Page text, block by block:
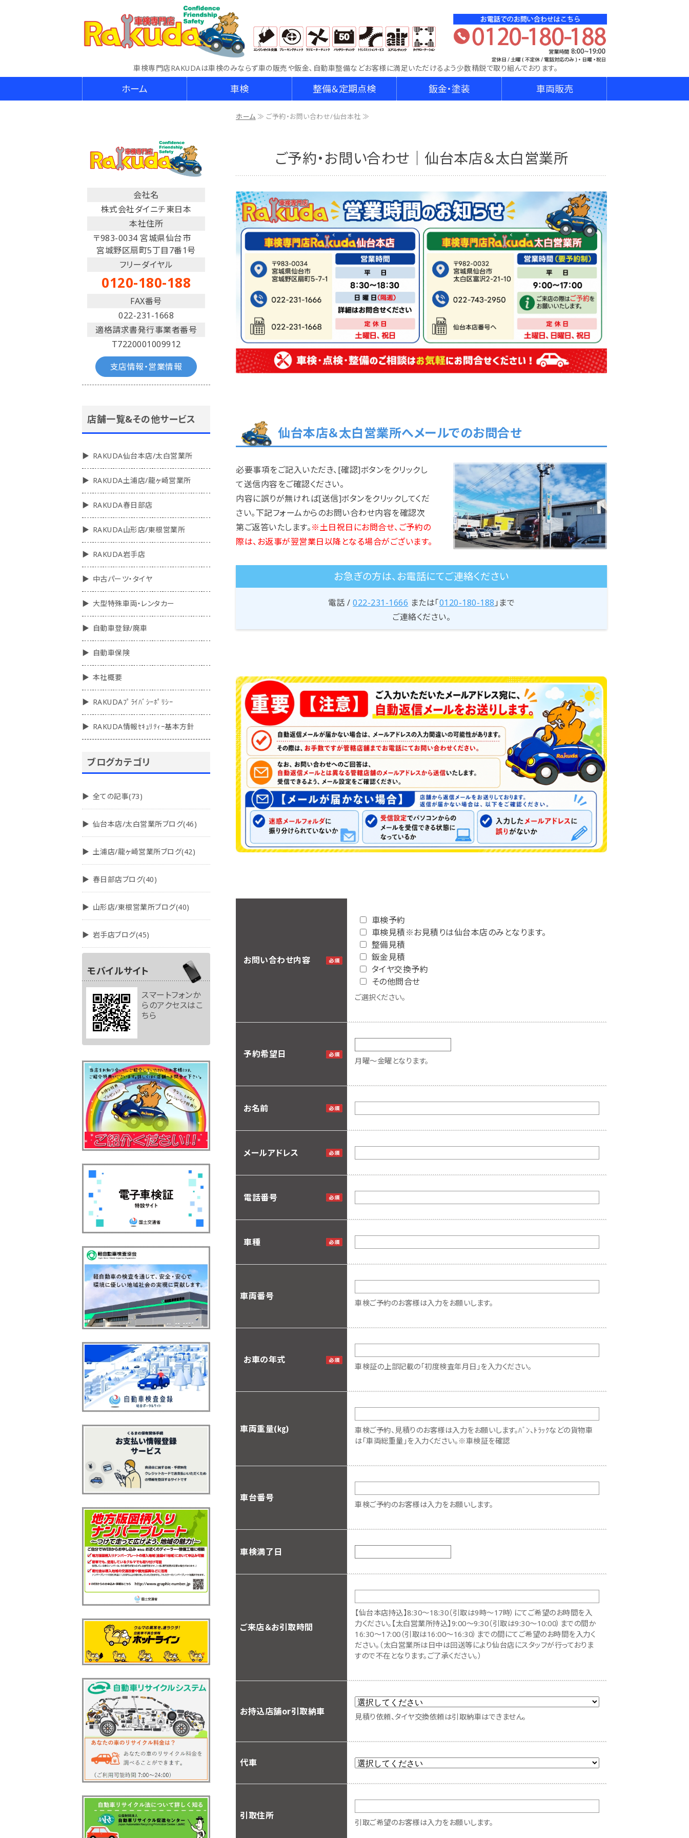
車検専門店RAKUDAは車検のみならず車の販売や鈑金､自動車整備などお客様に満足いただけるよう少数精鋭で取り組んでおります。
ホーム 車検 整備＆定期点検 鈑金・塗装 車両販売
ホーム ≫ ご予約・お問い合わせ/仙台本社 ≫
ご予約・お問い合わせ｜仙台本店＆太白営業所
仙台本店＆太白営業所へメールでのお問合せ
必要事項をご記入いただき、[確認]ボタンをクリックし
て送信内容をご確認ください。
内容に誤りが無ければ[送信]ボタンをクリックしてくだ
さい。下記フォームからのお問い合わせ内容を確認次
第ご返答いたします。※土日祝日にお問合せ、ご予約の
際は、お返事が翌営業日以降となる場合がございます。
お急ぎの方は、お電話にてご連絡ください
電話 / 022-231-1666 または「0120-180-188」まで
ご連絡ください。
お問い合わせ内容
車検予約
車検見積※お見積りは仙台本店のみとなります。
整備見積
鈑金見積
タイヤ交換予約
その他問合せ
ご選択ください。
予約希望日
月曜～金曜となります。
お名前
メールアドレス
電話番号
車種
車両番号
車検ご予約のお客様は入力をお願いします。
お車の年式
車検証の上部記載の「初度検査年月日」を入力ください。
車両重量(㎏)
車検ご予約、見積りのお客様は入力をお願いします。ﾊﾞﾝ、ﾄﾗｯｸなどの貨物車
は「車両総重量」を入力ください。※車検証を確認
車台番号
車検ご予約のお客様は入力をお願いします。
車検満了日
ご来店＆お引取時間
【仙台本店持込】8:30～18:30（引取は9時～17時）にてご希望のお時間を入
力ください。【太白営業所持込】9:00～9:30（引取は9:30～10:00）までの間か
16:30～17:00（引取は16:00～16:30）までの間にてご希望のお時間を入力く
ださい。（太白営業所は日中は回送等により仙台店にスタッフが行っておりま
すので不在となります。ご了承ください。）
お持込店舗or引取納車 見積り依頼、タイヤ交換依頼は引取納車はできません。
代車
引取住所
引取ご希望のお客様は入力をお願いします。
会社名
株式会社ダイニチ東日本
本社住所
〒983-0034 宮城県仙台市
宮城野区扇町5丁目7番1号
フリーダイヤル
0120-180-188
FAX番号
022-231-1668
適格請求書発行事業者番号
T7220001009912
支店情報・営業情報
店舗一覧&その他サービス
RAKUDA仙台本店/太白営業所
RAKUDA土浦店/龍ヶ崎営業所
RAKUDA春日部店
RAKUDA山形店/東根営業所
RAKUDA岩手店
中古パーツ・タイヤ
大型特殊車両・レンタカー
自動車登録/廃車
自動車保険
本社概要
RAKUDAﾌﾟﾗｲﾊﾞｼｰﾎﾟﾘｼｰ
RAKUDA情報ｾｷｭﾘﾃｨｰ基本方針
ブログカテゴリ
全ての記事(73)
仙台本店/太白営業所ブログ(46)
土浦店/龍ヶ崎営業所ブログ(42)
春日部店ブログ(40)
山形店/東根営業所ブログ(40)
岩手店ブログ(45)
モバイルサイト
スマートフォンか
らのアクセスはこ
ちら